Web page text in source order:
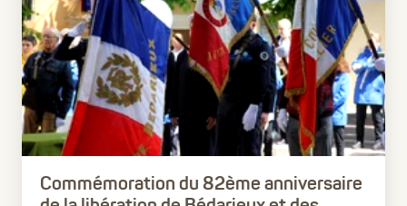
Commémoration du 82ème anniversaire